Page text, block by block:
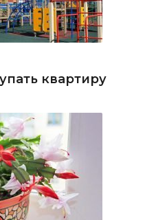
квартиру